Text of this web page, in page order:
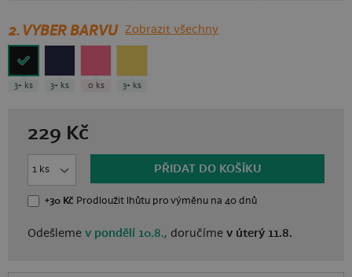
2. VYBER BARVU Zobrazit všechny
3+ ks 3+ ks 0 ks 3+ ks
229 Kč
PŘIDAT DO KOŠÍKU
+30 Kč Prodloužit lhůtupro výměnu na 40 dnů
Odešlemev pondělí 10.8., doručímev úterý 11.8.